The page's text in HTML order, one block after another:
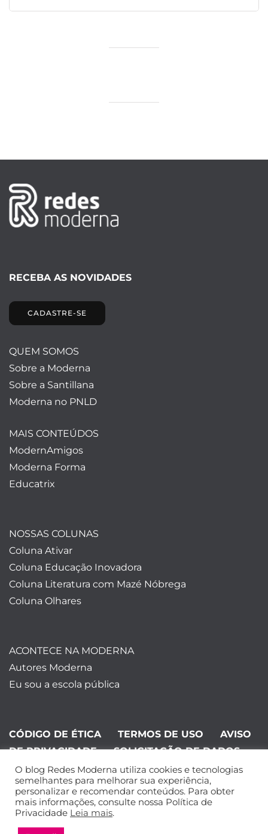
RECEBA AS NOVIDADES
CADASTRE-SE
QUEM SOMOS
Sobre a Moderna
Sobre a Santillana
Moderna no PNLD
MAIS CONTEÚDOS
ModernAmigos
Moderna Forma
Educatrix
NOSSAS COLUNAS
Coluna Ativar
Coluna Educação Inovadora
Coluna Literatura com Mazé Nóbrega
Coluna Olhares
ACONTECE NA MODERNA
Autores Moderna
Eu sou a escola pública
CÓDIGO DE ÉTICA TERMOS DE USO
AVISO
DE PRIVACIDADE
SOLICITAÇÃO DE DADOS
©Editora Moderna 2024. Todos os
direitos reservados.
O blog Redes Moderna utiliza cookies e tecnologias
semelhantes para melhorar sua experiência,
personalizar e recomendar conteúdos. Para obter
mais informações, consulte nossa Política de
Privacidade Leia mais.